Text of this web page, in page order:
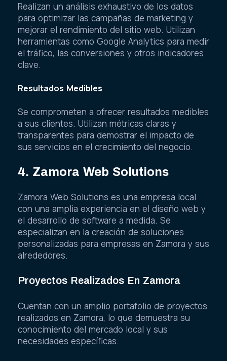
Realizan un análisis exhaustivo de los datos
para optimizar las campañas de marketing y
mejorar el rendimiento del sitio web. Utilizan
herramientas como Google Analytics para medir
el tráfico, las conversiones y otros indicadores
clave.
Resultados Medibles
Se comprometen a ofrecer resultados medibles
a sus clientes. Utilizan métricas claras y
transparentes para demostrar el impacto de
sus servicios en el crecimiento del negocio.
4. Zamora Web Solutions
Zamora Web Solutions es una empresa local
con una amplia experiencia en el diseño web y
el desarrollo de software a medida. Se
especializan en la creación de soluciones
personalizadas para empresas en Zamora y sus
alrededores.
Proyectos Realizados En Zamora
Cuentan con un amplio portafolio de proyectos
realizados en Zamora, lo que demuestra su
conocimiento del mercado local y sus
necesidades específicas.